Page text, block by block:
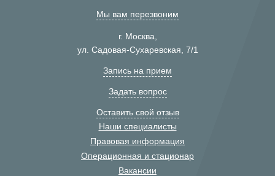
Мы вам перезвоним
г. Москва,
ул. Садовая-Сухаревская, 7/1
Запись на прием
Задать вопрос
Оставить свой отзыв
Наши специалисты
Правовая информация
Операционная и стационар
Вакансии